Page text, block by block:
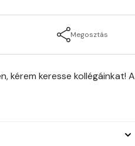
Megosztás
kérem keresse kollégáinkat! A